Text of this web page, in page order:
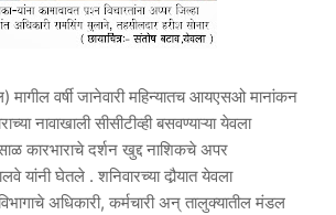
मागील वर्षी जानेवारी महिन्यातच आयएसओ मानांकन
नावाखाली सीसीटीव्ही बसवण्याऱ्या येवला
कारभाराचे दर्शन खुद्द नाशिकचे अपर
यांनी घेतले . शनिवारच्या दौर्‍यात येवला
अधिकारी, कर्मचारी अन् तालुक्यातील मंडल